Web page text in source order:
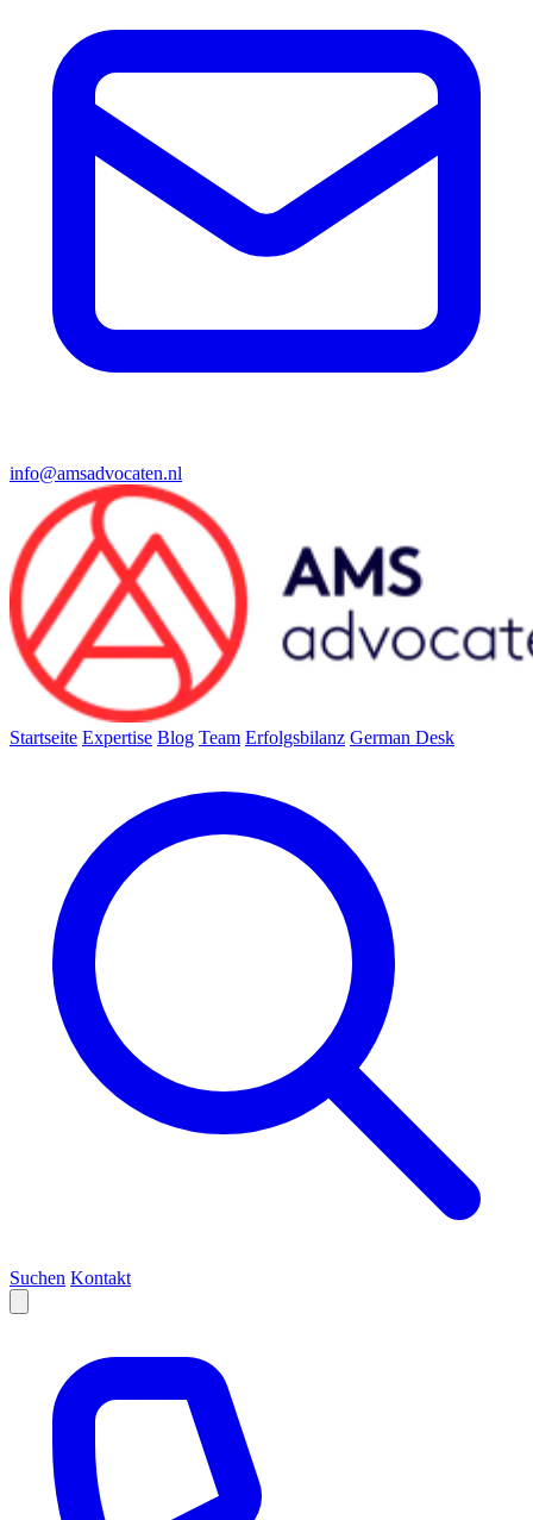
info@amsadvocaten.nl
Startseite Expertise Blog Team Erfolgsbilanz German Desk
Suchen Kontakt